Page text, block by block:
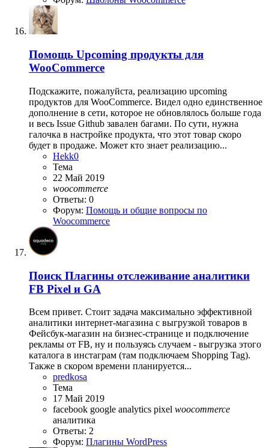
Помощь Upcoming продукты для
WooCommerce
Подскажите, пожалуйста, реализацию upcoming
продуктов для WooCommerce. Видел одно единственное
дополнение в сети, которое не обновлялось больше года
и весь Issue Github завален багами. По сути, нужна
галочка в настройке продукта, что этот товар скоро
будет в продаже. Может кто знает реализацию...
Hekk0
Тема
22 Май 2019
woocommerce
Ответы: 0
Форум: Помощь и общие вопросы по
Woocommerce
Поиск Плагины отслеживание аналитики
FB Pixel и GA
Всем привет. Стоит задача максимально эффективной
аналитики интернет-магазина с выгрузкой товаров в
Фейсбук-магазин на бизнес-странице и подключение
рекламы от FB, ну и пользуясь случаем - выгрузка этого
каталога в инстаграм (там подключаем Shopping Tag).
Также в скором времени планируется...
predkosa
Тема
17 Май 2019
facebook google analytics pixel woocommerce
аналитика
Ответы: 2
Форум: Плагины WordPress